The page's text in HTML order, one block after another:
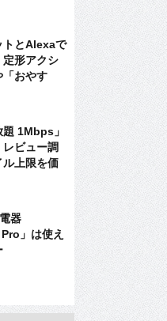
トとAlexaで
定形アクシ
「おやす
1Mbps」
ビュー調
ル上限を価
器
」は使え